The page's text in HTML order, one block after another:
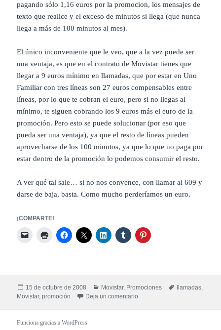
pagando sólo 1,16 euros por la promocion, los mensajes de
texto que realice y el exceso de minutos si llega (que nunca
llega a más de 100 minutos al mes).
El único inconveniente que le veo, que a la vez puede ser
una ventaja, es que en el contrato de Movistar tienes que
llegar a 9 euros mínimo en llamadas, que por estar en Uno
Familiar con tres líneas son 27 euros compensables entre
líneas, por lo que te cobran el euro, pero si no llegas al
mínimo, te siguen cobrando los 9 euros más el euro de la
promoción. Pero esto se puede solucionar (por eso que
pueda ser una ventaja), ya que el resto de líneas pueden
aprovecharse de los 100 minutos, ya que lo que no paga por
estar dentro de la promoción lo podemos consumir el resto.
A ver qué tal sale… si no nos convence, con llamar al 609 y
darse de baja, basta. Como mucho perderíamos un euro.
¡COMPARTE!
Publicado
el
15 de octubre de 2008 Categorías
Movistar, Promociones Etiquetas
llamadas,
Movistar,promoción Deja un comentario
Funciona gracias a WordPress